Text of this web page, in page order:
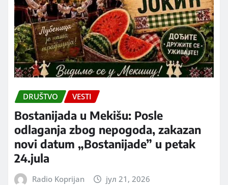
DRUŠTVO VESTI
Bostanijada u Mekišu: Posle
odlaganja zbog nepogoda, zakazan
novi datum „Bostanijade” u petak
24.jula
Radio Koprijan јул 21, 2026